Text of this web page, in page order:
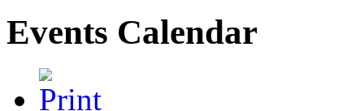
Events Calendar